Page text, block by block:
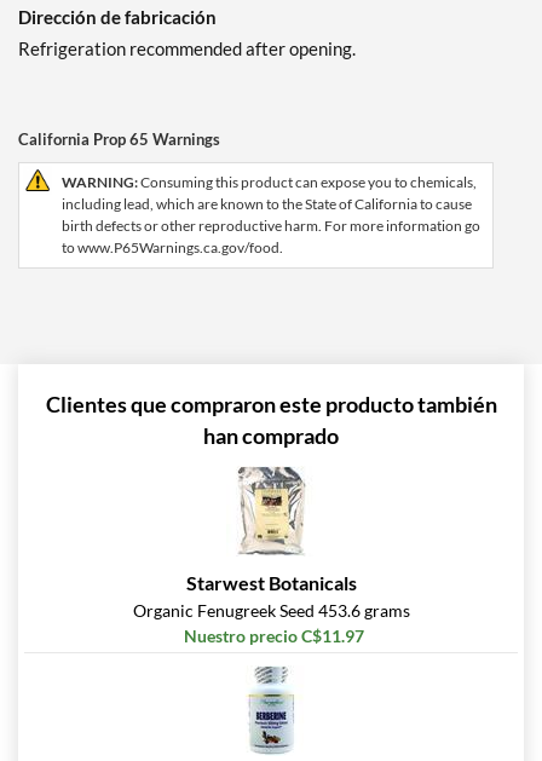
Dirección de fabricación
Refrigeration recommended after opening.
California Prop 65 Warnings
WARNING:Consuming this product can expose you to chemicals,
including lead, which are known to the State of California to cause
birth defects or other reproductive harm. For more information go
to www.P65Warnings.ca.gov/food.
Clientes que compraron este producto también
han comprado
Starwest Botanicals
Organic Fenugreek Seed 453.6 grams
Nuestro precio C$11.97